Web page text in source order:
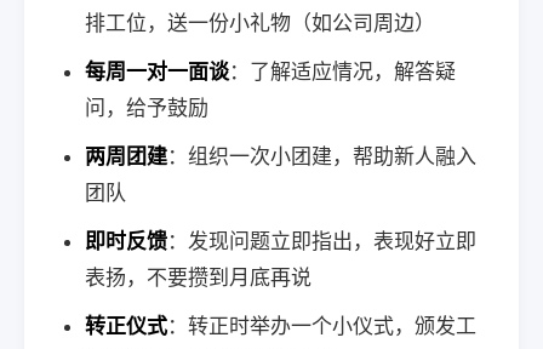
排工位，送一份小礼物（如公司周边）
每周一对一面谈：了解适应情况，解答疑
问，给予鼓励
两周团建：组织一次小团建，帮助新人融入
团队
即时反馈：发现问题立即指出，表现好立即
表扬，不要攒到月底再说
转正仪式：转正时举办一个小仪式，颁发工